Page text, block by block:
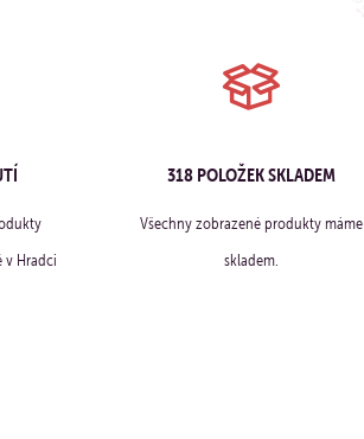
v Hradci
318 POLOŽEK SKLADEM
Všechny zobrazené produkty máme
skladem.